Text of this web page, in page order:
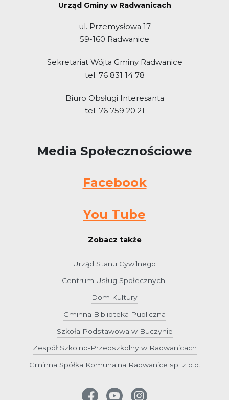
Urząd Gminy w Radwanicach
ul. Przemysłowa 17
59-160 Radwanice
Sekretariat Wójta Gminy Radwanice
tel. 76 831 14 78
Biuro Obsługi Interesanta
tel. 76 759 20 21
Media Społecznościowe
Facebook
You Tube
Zobacz także
Urząd Stanu Cywilnego
Centrum Usług Społecznych
Dom Kultury
Gminna Biblioteka Publiczna
Szkoła Podstawowa w Buczynie
Zespół Szkolno-Przedszkolny w Radwanicach
Gminna Spółka Komunalna Radwanice sp. z o.o.